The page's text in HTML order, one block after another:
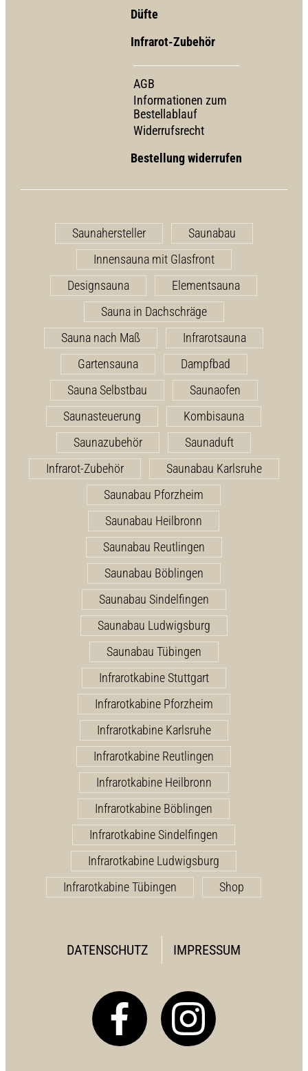
Düfte
Infrarot-Zubehör
AGB
Informationen zum
Bestellablauf
Widerrufsrecht
Bestellung widerrufen
DATENSCHUTZ IMPRESSUM
Saunahersteller
Saunabau
Innensauna mit Glasfront
Designsauna
Elementsauna
Sauna in Dachschräge
Sauna nach Maß
Infrarotsauna
Gartensauna
Dampfbad
Sauna Selbstbau
Saunaofen
Saunasteuerung
Kombisauna
Saunazubehör
Saunaduft
Infrarot-Zubehör
Saunabau Karlsruhe
Saunabau Pforzheim
Saunabau Heilbronn
Saunabau Reutlingen
Saunabau Böblingen
Saunabau Sindelfingen
Saunabau Ludwigsburg
Saunabau Tübingen
Infrarotkabine Stuttgart
Infrarotkabine Pforzheim
Infrarotkabine Karlsruhe
Infrarotkabine Reutlingen
Infrarotkabine Heilbronn
Infrarotkabine Böblingen
Infrarotkabine Sindelfingen
Infrarotkabine Ludwigsburg
Infrarotkabine Tübingen
Shop